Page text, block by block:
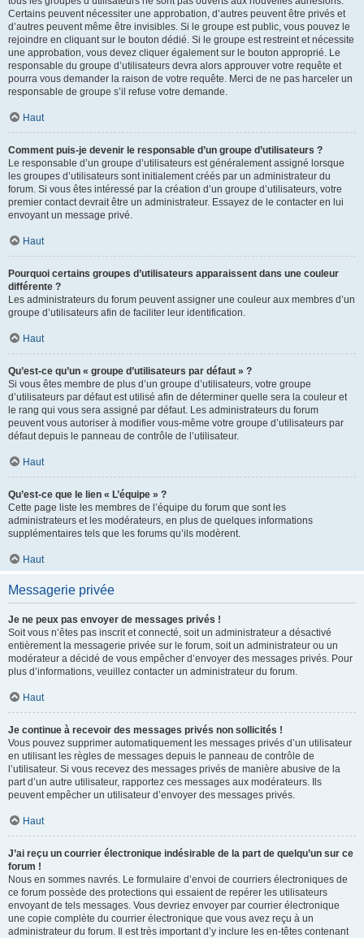
Certains peuvent nécessiter une approbation, d’autres peuvent être privés et
d’autres peuvent même être invisibles. Si le groupe est public, vous pouvez le
rejoindre en cliquant sur le bouton dédié. Si le groupe est restreint et nécessite
une approbation, vous devez cliquer également sur le bouton approprié. Le
responsable du groupe d’utilisateurs devra alors approuver votre requête et
pourra vous demander la raison de votre requête. Merci de ne pas harceler un
responsable de groupe s’il refuse votre demande.
Haut
Comment puis-je devenir le responsable d’un groupe d’utilisateurs ?
Le responsable d’un groupe d’utilisateurs est généralement assigné lorsque
les groupes d’utilisateurs sont initialement créés par un administrateur du
forum. Si vous êtes intéressé par la création d’un groupe d’utilisateurs, votre
premier contact devrait être un administrateur. Essayez de le contacter en lui
envoyant un message privé.
Haut
Pourquoi certains groupes d’utilisateurs apparaissent dans une couleur
différente ?
Les administrateurs du forum peuvent assigner une couleur aux membres d’un
groupe d’utilisateurs afin de faciliter leur identification.
Haut
Qu’est-ce qu’un « groupe d’utilisateurs par défaut » ?
Si vous êtes membre de plus d’un groupe d’utilisateurs, votre groupe
d’utilisateurs par défaut est utilisé afin de déterminer quelle sera la couleur et
le rang qui vous sera assigné par défaut. Les administrateurs du forum
peuvent vous autoriser à modifier vous-même votre groupe d’utilisateurs par
défaut depuis le panneau de contrôle de l’utilisateur.
Haut
Qu’est-ce que le lien « L’équipe » ?
Cette page liste les membres de l’équipe du forum que sont les
administrateurs et les modérateurs, en plus de quelques informations
supplémentaires tels que les forums qu’ils modèrent.
Haut
Messagerie privée
Je ne peux pas envoyer de messages privés !
Soit vous n’êtes pas inscrit et connecté, soit un administrateur a désactivé
entièrement la messagerie privée sur le forum, soit un administrateur ou un
modérateur a décidé de vous empêcher d’envoyer des messages privés. Pour
plus d’informations, veuillez contacter un administrateur du forum.
Haut
Je continue à recevoir des messages privés non sollicités !
Vous pouvez supprimer automatiquement les messages privés d’un utilisateur
en utilisant les règles de messages depuis le panneau de contrôle de
l’utilisateur. Si vous recevez des messages privés de manière abusive de la
part d’un autre utilisateur, rapportez ces messages aux modérateurs. Ils
peuvent empêcher un utilisateur d’envoyer des messages privés.
Haut
J’ai reçu un courrier électronique indésirable de la part de quelqu’un sur ce
forum !
Nous en sommes navrés. Le formulaire d’envoi de courriers électroniques de
ce forum possède des protections qui essaient de repérer les utilisateurs
envoyant de tels messages. Vous devriez envoyer par courrier électronique
une copie complète du courrier électronique que vous avez reçu à un
administrateur du forum. Il est très important d’y inclure les en-têtes contenant